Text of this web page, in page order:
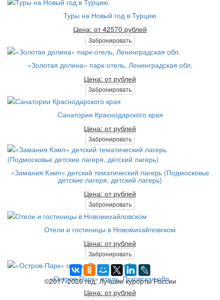
Туры на Новый год в Турцию
Цена: от 42570 рублей
Забронировать
«Золотая долина» парк-отель, Ленинградская обл.
Цена: от рублей
Забронировать
Санатории Краснодарского края
Цена: от рублей
Забронировать
«Замания Кэмп» детский тематический лагерь (Подмосковье
детские лагеря, детский лагерь)
Цена: от рублей
Забронировать
Отели и гостиницы в Новомихайловском
Цена: от рублей
Забронировать
«Остров-Парк» отель, Псковская обл.
Цена: от рублей
©2017-2026 год. Лучшие курорты России